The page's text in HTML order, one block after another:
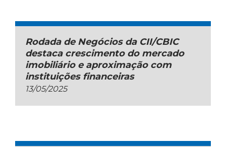
Rodada de Negócios da CII/CBIC
destaca crescimento do mercado
imobiliário e aproximação com
instituições financeiras
13/05/2025